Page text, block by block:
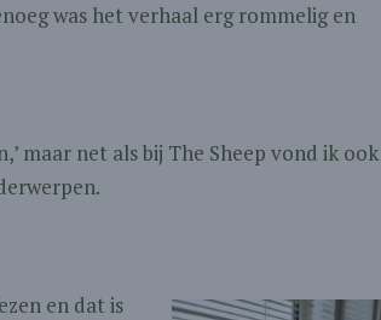
was het verhaal erg rommelig en
maar net als bij The Sheep vond ik ook
en dat is